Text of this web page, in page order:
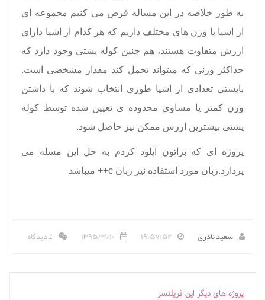
به طور خلاصه در این مساله فرض می کنیم مجموعه ای
از اشیا با وزن های مختلف داریم که هر کدام از اشیا دارای
ارزش متفاوت هستند، هم چنین کوله پشتی وجود دارد که
حداکثر وزنی که میتواند تحمل کند مقدار مشخصی است.
بایستی تعدادی از اشیا طوری انتخاب شوند که با داشتن
وزن کمتر یا مساوی محدوده ی تعیین شده توسط کوله
پشتی بیشترین ارزش ممکن نیز حاصل شود.
پروژه ای که براتون آپلود کردم به حل این مسله می
پردازد.زبان مورد استفاده نیز زبان c++ میباشد
سعید نادری ۱۹:۵۷:۵۲ ۱۳۹۵/۳/۱۰ 2 دیدگاه
پروژه های دیگر این فریلنسر